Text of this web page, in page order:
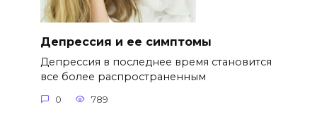
Депрессия и ее симптомы
Депрессия в последнее время становится
все более распространенным
0 789